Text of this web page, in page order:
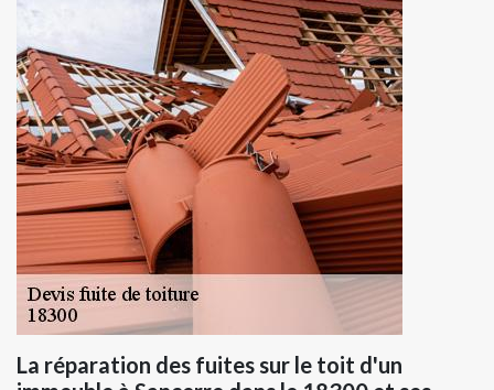
La réparation des fuites sur le toit d'un